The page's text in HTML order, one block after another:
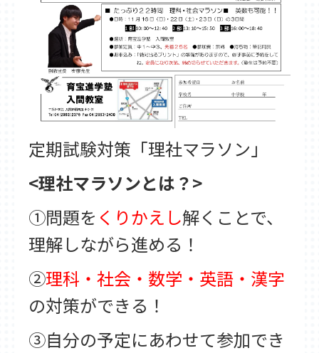
よくある質問
採用情報
定期試験対策「理社マラソン」
<理社マラソンとは？>
①問題を くりかえし解くことで、
理解しながら進める！
②理科・社会・数学・英語・漢字
の対策ができる！
③自分の予定にあわせて参加でき